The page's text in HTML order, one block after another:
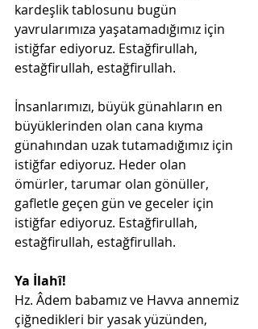
kardeşlik tablosunu bugün
yavrularımıza yaşatamadığımız için
istiğfar ediyoruz. Estağfirullah,
estağfirullah, estağfirullah.
İnsanlarımızı, büyük günahların en
büyüklerinden olan cana kıyma
günahından uzak tutamadığımız için
istiğfar ediyoruz. Heder olan
ömürler, tarumar olan gönüller,
gafletle geçen gün ve geceler için
istiğfar ediyoruz. Estağfirullah,
estağfirullah, estağfirullah.
Ya İlahî!
Hz. Âdem babamız ve Havva annemiz
çiğnedikleri bir yasak yüzünden,